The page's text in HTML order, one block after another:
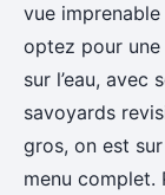
vue
optez pour
sur l’eau, avec
savoyards
gros, on est
menu complet.